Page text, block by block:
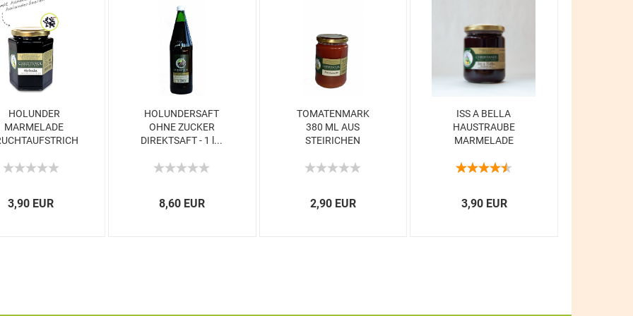
HOLUNDER
MARMELADE
3,90 EUR
HOLUNDERSAFT
OHNE ZUCKER
DIREKTSAFT - 1 l...
8,60 EUR
TOMATENMARK
380 ML AUS
STEIRICHEN
2,90 EUR
ISS A BELLA
HAUSTRAUBE
MARMELADE
3,90 EUR